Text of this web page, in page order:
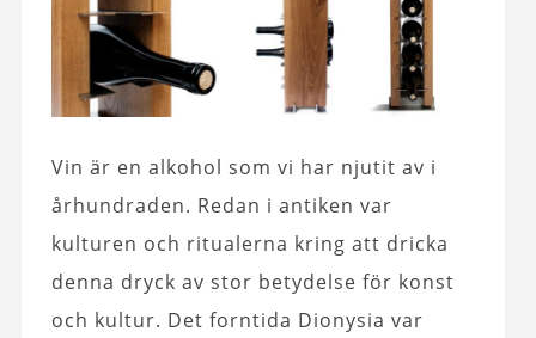
Vin är en alkohol som vi har njutit av i
århundraden. Redan i antiken var
kulturen och ritualerna kring att dricka
denna dryck av stor betydelse för konst
och kultur. Det forntida Dionysia var